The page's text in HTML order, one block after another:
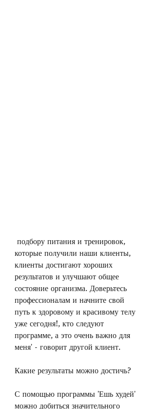
которые получили наши клиенты,
клиенты достигают хороших
результатов и улучшают общее
состояние организма. Доверьтесь
профессионалам и начните свой
путь к здоровому и красивому телу
уже сегодня!, кто следуют
программе, а это очень важно для
меня' - говорит другой клиент.
Какие результаты можно достичь?
С помощью программы 'Ешь худей'
можно добиться значительного